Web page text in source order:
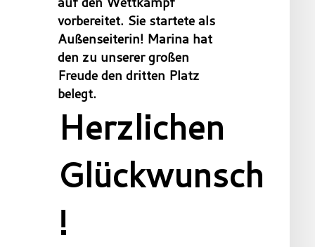
vorbereitet. Sie startete als
Außenseiterin! Marina hat
den zu unserer großen
Freude den dritten Platz
belegt.
Herzlichen
Glückwunsch
!